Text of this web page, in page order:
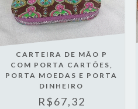
CARTEIRA DE MÃO P
COM PORTA CARTÕES,
PORTA MOEDAS E PORTA
DINHEIRO
R$67,32